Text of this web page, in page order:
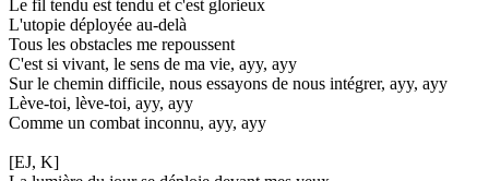
Le fil tendu est tendu et c'est glorieux
L'utopie déployée au-delà
Tous les obstacles me repoussent
C'est si vivant, le sens de ma vie, ayy, ayy
Sur le chemin difficile, nous essayons de nous intégrer, ayy, ayy
Lève-toi, lève-toi, ayy, ayy
Comme un combat inconnu, ayy, ayy
[EJ, K]